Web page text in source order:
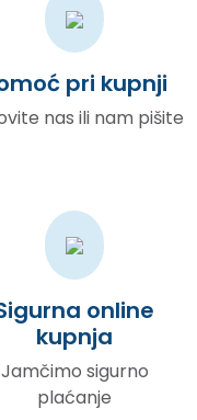
pri kupnji
nas ili nam pišite
online
kupnja
Jamčimo sigurno
plaćanje